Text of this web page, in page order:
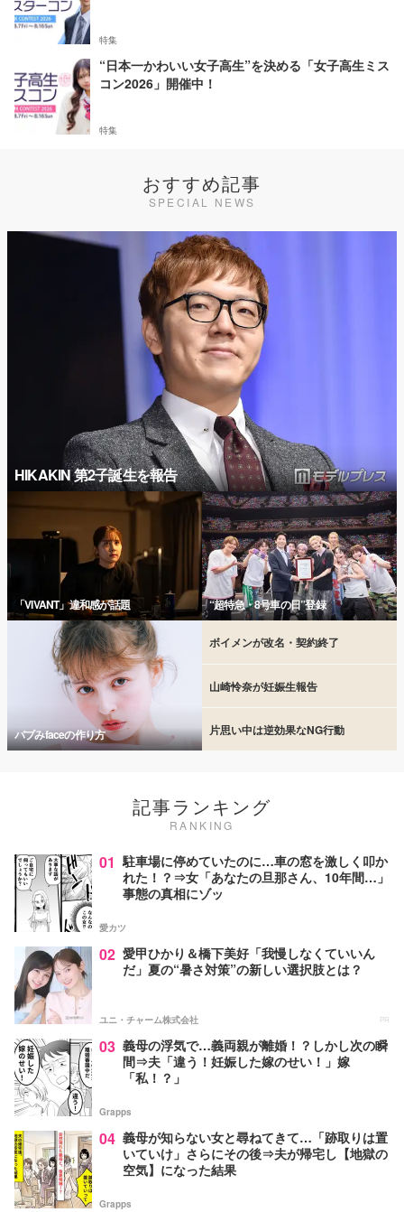
特集
“日本一かわいい女子高生”を決める「女子高生ミス
コン2026」開催中！
特集
おすすめ記事
SPECIAL NEWS
HIKAKIN 第2子誕生を報告
「VIVANT」違和感が話題 “超特急・8号車の日”登録
バブみfaceの作り方
ボイメンが改名・契約終了
山崎怜奈が妊娠生報告
片思い中は逆効果なNG行動
記事ランキング
RANKING
01 駐車場に停めていたのに…車の窓を激しく叩か
れた！？⇒女「あなたの旦那さん、10年間…」
事態の真相にゾッ
愛カツ
02 愛甲ひかり＆橋下美好「我慢しなくていいん
だ」夏の“暑さ対策”の新しい選択肢とは？
ユニ・チャーム株式会社 PR
03 義母の浮気で…義両親が離婚！？しかし次の瞬
間⇒夫「違う！妊娠した嫁のせい！」嫁
「私！？」
Grapps
04 義母が知らない女と尋ねてきて…「跡取りは置
いていけ」さらにその後⇒夫が帰宅し【地獄の
空気】になった結果
Grapps